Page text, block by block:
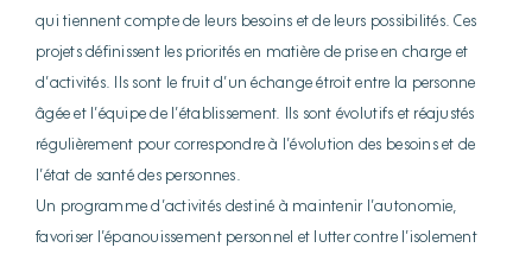
qui tiennent compte de leurs besoins et de leurs possibilités. Ces
projets définissent les priorités en matière de prise en charge et
d’activités. Ils sont le fruit d’un échange étroit entre la personne
âgée et l’équipe de l’établissement. Ils sont évolutifs et réajustés
régulièrement pour correspondre à l’évolution des besoins et de
l’état de santé des personnes.
Un programme d’activités destiné à maintenir l’autonomie,
favoriser l’épanouissement personnel et lutter contre l’isolement